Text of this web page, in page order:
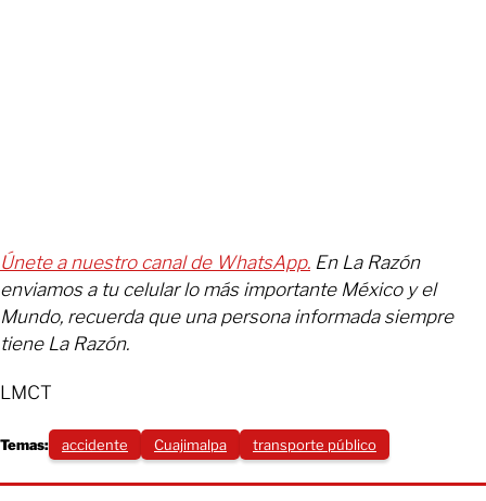
Únete a nuestro canal de WhatsApp. En La Razón
enviamos a tu celular lo más importante México y el
Mundo, recuerda que una persona informada siempre
tiene La Razón.
LMCT
Temas: accidente Cuajimalpa transporte público